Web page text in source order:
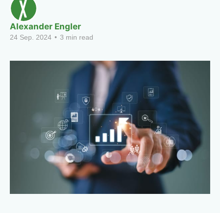
Alexander Engler
24 Sep. 2024 • 3 min read